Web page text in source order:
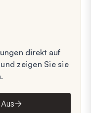
direkt auf
zeigen Sie sie